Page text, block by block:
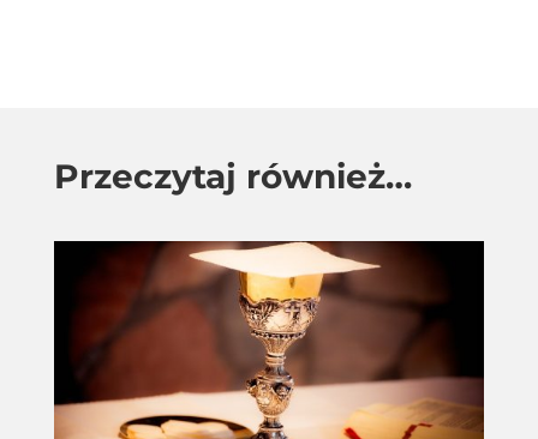
Przeczytaj również…